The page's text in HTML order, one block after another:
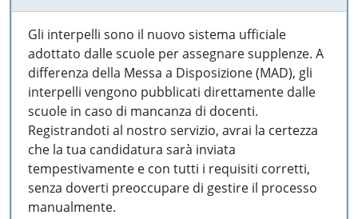
Gli interpelli sono il nuovo sistema ufficiale
adottato dalle scuole per assegnare supplenze. A
differenza della Messa a Disposizione (MAD), gli
interpelli vengono pubblicati direttamente dalle
scuole in caso di mancanza di docenti.
Registrandoti al nostro servizio, avrai la certezza
che la tua candidatura sarà inviata
tempestivamente e con tutti i requisiti corretti,
senza doverti preoccupare di gestire il processo
manualmente.